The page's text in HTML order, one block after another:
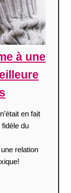
à une
en fait
fidèle du
relation